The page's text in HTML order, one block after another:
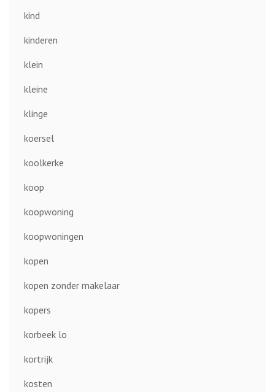
kind
kinderen
klein
kleine
klinge
koersel
koolkerke
koop
koopwoning
koopwoningen
kopen
kopen zonder makelaar
kopers
korbeek lo
kortrijk
kosten